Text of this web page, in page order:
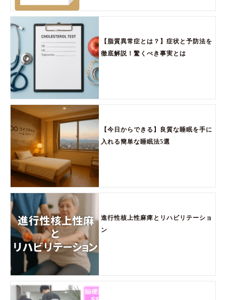
【脂質異常症とは？】症状と予防法を
徹底解説！驚くべき事実とは
【今日からできる】良質な睡眠を手に
入れる簡単な睡眠法5選
進行性核上性麻痺とリハビリテーショ
ン